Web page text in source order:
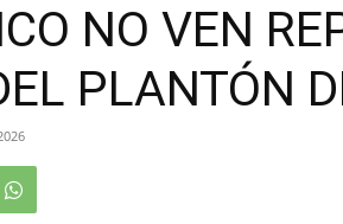
NO VEN
PLANTÓN